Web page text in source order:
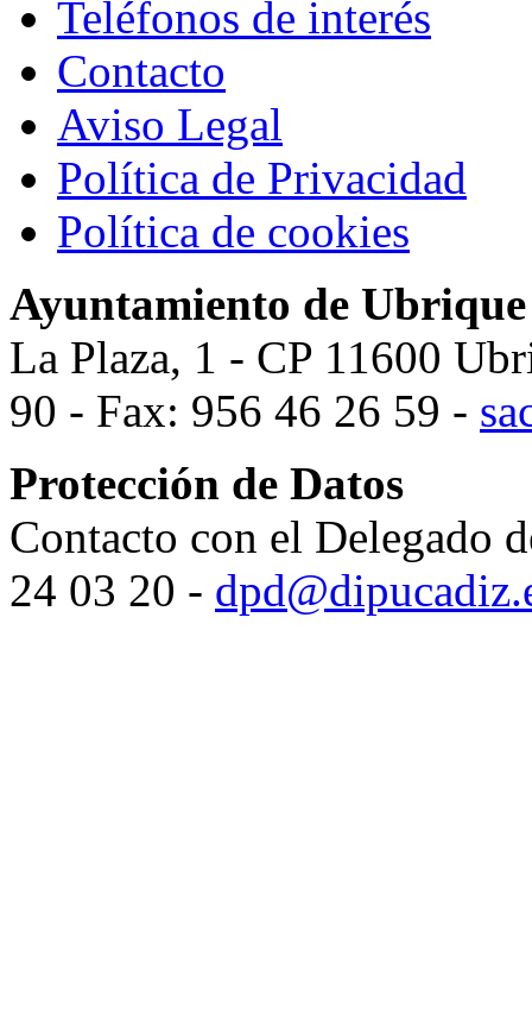
Teléfonos de interés
Contacto
Aviso Legal
Política de Privacidad
Política de cookies
Ayuntamiento de Ubrique
La Plaza, 1 - CP 11600
90 - Fax: 956 46 26 59 -
Protección de Datos
Contacto con el Delegado
24 03 20 -